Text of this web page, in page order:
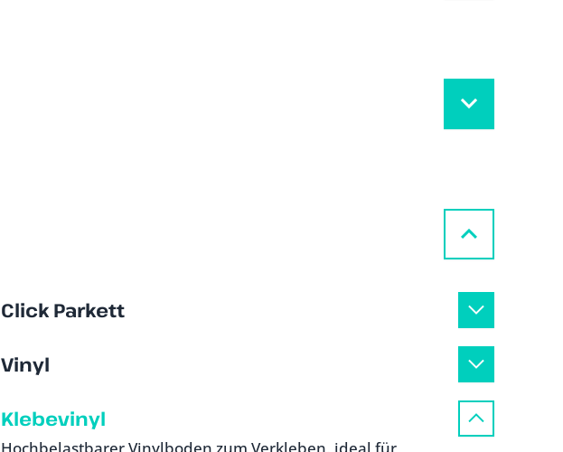
Click Parkett
Vinyl
Klebevinyl